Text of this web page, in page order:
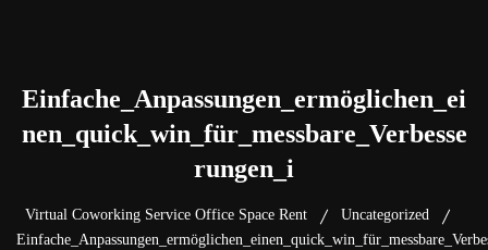
Einfache_Anpassungen_ermöglichen_ei
nen_quick_win_für_messbare_Verbesse
rungen_i
Virtual Coworking Service Office Space Rent
Uncategorized